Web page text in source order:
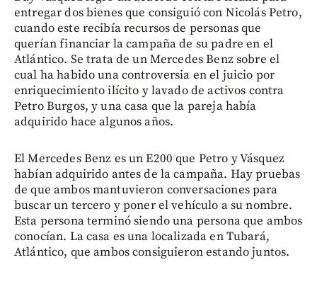
entregar dos bienes que consiguió con Nicolás Petro,
cuando este recibía recursos de personas que
querían financiar la campaña de su padre en el
Atlántico. Se trata de un Mercedes Benz sobre el
cual ha habido una controversia en el juicio por
enriquecimiento ilícito y lavado de activos contra
Petro Burgos, y una casa que la pareja había
adquirido hace algunos años.
El Mercedes Benz es un E200 que Petro y Vásquez
habían adquirido antes de la campaña. Hay pruebas
de que ambos mantuvieron conversaciones para
buscar un tercero y poner el vehículo a su nombre.
Esta persona terminó siendo una persona que ambos
conocían. La casa es una localizada en Tubará,
Atlántico, que ambos consiguieron estando juntos.